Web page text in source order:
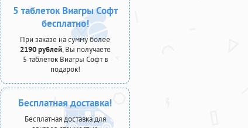
5 таблеток Виагры Софт
бесплатно!
При заказе на сумму более
2190 рублей, Вы получаете
5 таблеток Виагры Софт в
подарок!
Бесплатная доставка!
Бесплатная доставка для